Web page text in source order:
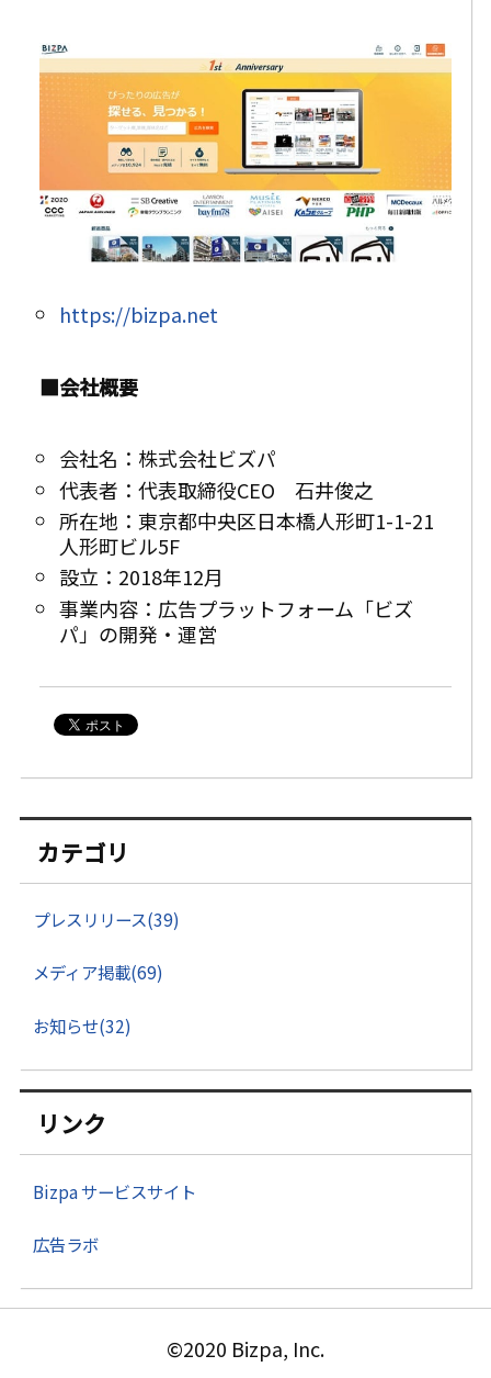
https://bizpa.net
■会社概要
会社名：株式会社ビズパ
代表者：代表取締役CEO 石井俊之
所在地：東京都中央区日本橋人形町1-1-21
人形町ビル5F
設立：2018年12月
事業内容：広告プラットフォーム「ビズ
パ」の開発・運営
カテゴリ
プレスリリース(39)
メディア掲載(69)
お知らせ(32)
リンク
Bizpa サービスサイト
広告ラボ
©2020 Bizpa, Inc.